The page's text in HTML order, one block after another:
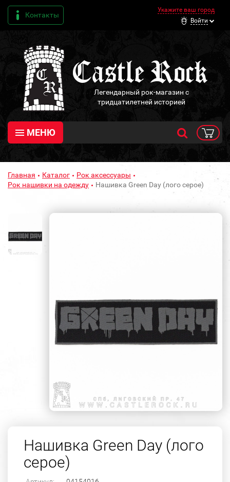
Контакты
Укажите ваш город
Войти
Легендарный рок-магазин с
тридцатилетней историей
МЕНЮ
Главная Каталог
Рок аксессуары
Рок нашивки на одежду
Нашивка Green Day (лого серое)
Нашивка Green Day (лого
серое)